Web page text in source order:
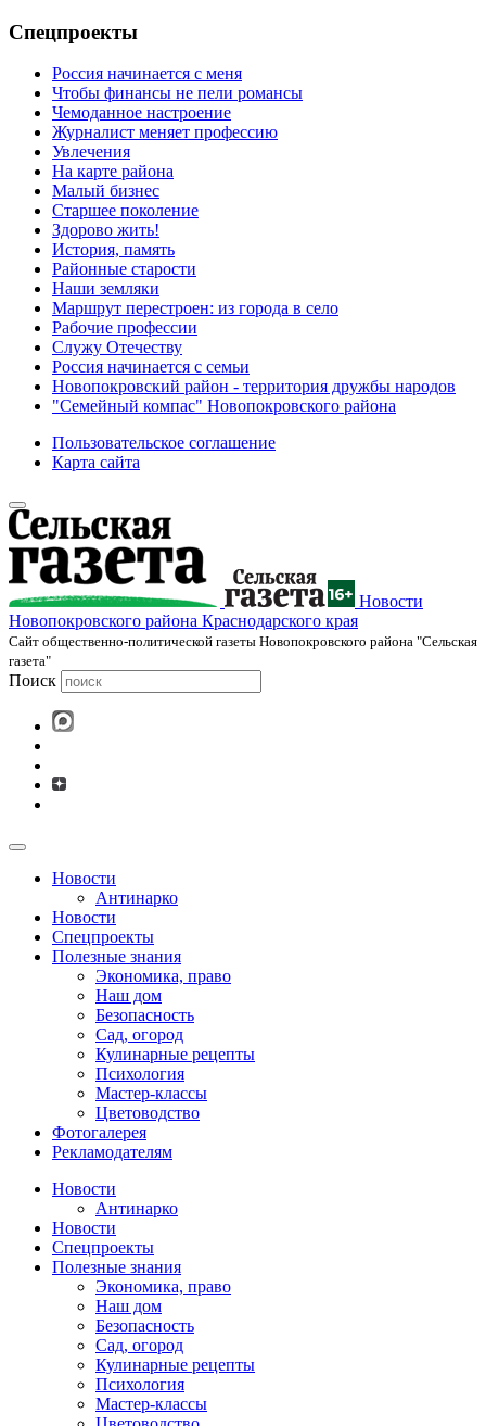
Спецпроекты
Россия начинается с меня
Чтобы финансы не пели романсы
Чемоданное настроение
Журналист меняет профессию
Увлечения
На карте района
Малый бизнес
Старшее поколение
Здорово жить!
История, память
Районные старости
Наши земляки
Маршрут перестроен: из города в село
Рабочие профессии
Служу Отечеству
Россия начинается с семьи
Новопокровский район - территория дружбы народов
"Семейный компас" Новопокровского района
Пользовательское соглашение
Карта сайта
Новости
Новопокровского района Краснодарского края
Cайт общественно-политической газеты Новопокровского района "Сельская
газета"
Поиск
Новости
Антинарко
Новости
Спецпроекты
Полезные знания
Экономика, право
Наш дом
Безопасность
Сад, огород
Кулинарные рецепты
Психология
Мастер-классы
Цветоводство
Фотогалерея
Рекламодателям
Новости
Антинарко
Новости
Спецпроекты
Полезные знания
Экономика, право
Наш дом
Безопасность
Сад, огород
Кулинарные рецепты
Психология
Мастер-классы